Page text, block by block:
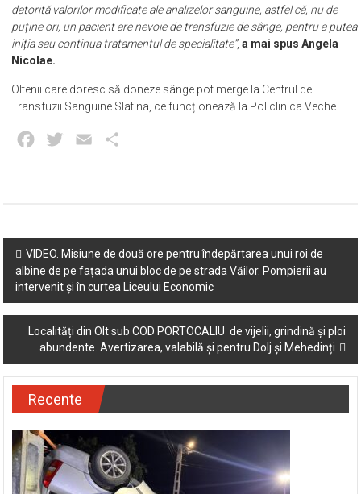
datorită valorilor modificate ale analizelor sanguine, astfel că, nu de
puține ori, un pacient are nevoie de transfuzie de sânge, pentru a putea
iniția sau continua tratamentul de specialitate”,a mai spus Angela
Nicolae.
Oltenii care doresc să doneze sânge pot merge la Centrul de
Transfuzii Sanguine Slatina, ce funcționează la Policlinica Veche.
Facebook
Twitter Email
Post
navigation
VIDEO. Misiune de două ore pentru îndepărtarea unui roi de
albine de pe fațada unui bloc de pe strada Văilor. Pompierii au
intervenit și în curtea Liceului Economic
Localități din Olt sub COD PORTOCALIU de vijelii, grindină și ploi
abundente. Avertizarea, valabilă și pentru Dolj și Mehedinți
Recente